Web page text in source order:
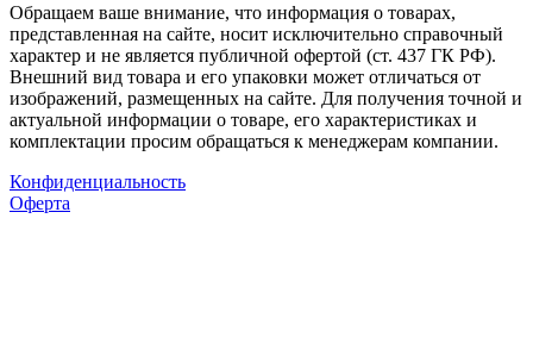
Обращаем ваше внимание, что информация о товарах,
представленная на сайте, носит исключительно справочный
характер и не является публичной офертой (ст. 437 ГК РФ).
Внешний вид товара и его упаковки может отличаться от
изображений, размещенных на сайте. Для получения точной и
актуальной информации о товаре, его характеристиках и
комплектации просим обращаться к менеджерам компании.
Конфиденциальность
Оферта